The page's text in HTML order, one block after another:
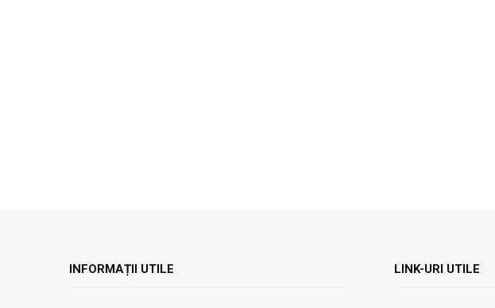
INFORMAȚII UTILE LINK-URI UTILE